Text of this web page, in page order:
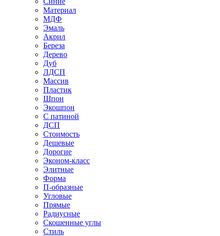
Материал
МДФ
Эмаль
Акрил
Береза
Дерево
Дуб
ЛДСП
Массив
Пластик
Шпон
Экошпон
С патиной
ДСП
Стоимость
Дешевые
Дорогие
Эконом-класс
Элитные
Форма
П-образные
Угловые
Прямые
Радиусные
Скошенные углы
Стиль